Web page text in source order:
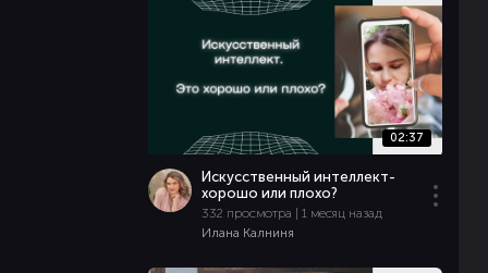
02:37
Искусственный интеллект-
хорошо или плохо?
332 просмотра | 1 месяц назад
Илана Калниня